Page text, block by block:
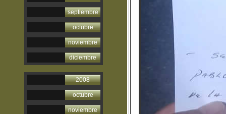
septiembre
octubre
noviembre
diciembre
2008
octubre
noviembre